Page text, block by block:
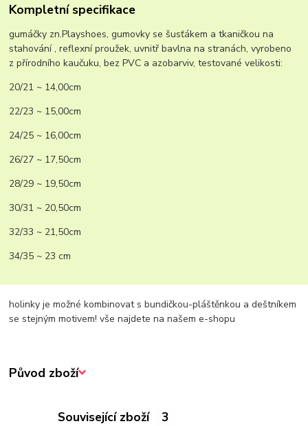
Kompletní specifikace
gumáčky zn.Playshoes, gumovky se šusťákem a tkaničkou na
stahování , reflexní proužek, uvnitř bavlna na stranách, vyrobeno
z přírodního kaučuku, bez PVC a azobarviv, testované velikosti:
20/21 ~ 14,00cm
22/23 ~ 15,00cm
24/25 ~ 16,00cm
26/27 ~ 17,50cm
28/29 ~ 19,50cm
30/31 ~ 20,50cm
32/33 ~ 21,50cm
34/35 ~ 23 cm
holinky je možné kombinovat s bundičkou-pláštěnkou a deštníkem
se stejným motivem! vše najdete na našem e-shopu
Původ zboží
Související zboží 3